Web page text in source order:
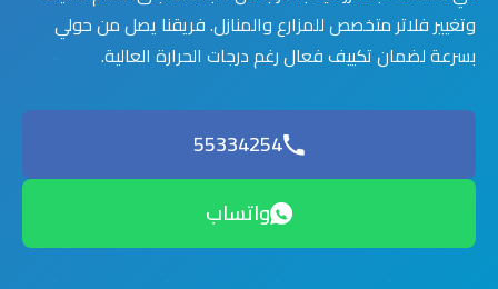
وتغيير فلاتر متخصص للمزارع والمنازل. فريقنا يصل من حولي
بسرعة لضمان تكييف فعال رغم درجات الحرارة العالية.
55334254
واتساب